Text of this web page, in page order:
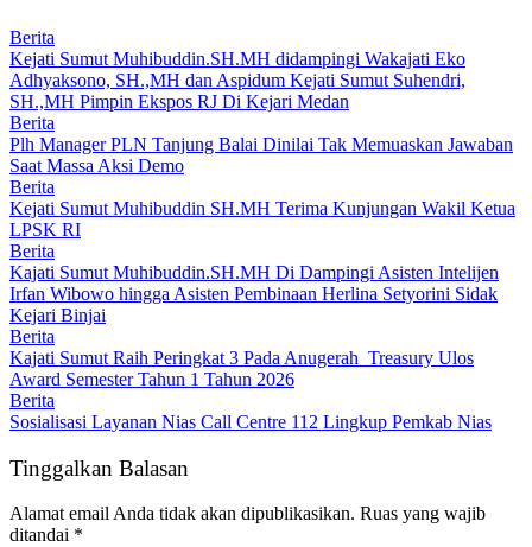
Berita
Kejati Sumut Muhibuddin.SH.MH didampingi Wakajati Eko
Adhyaksono, SH.,MH dan Aspidum Kejati Sumut Suhendri,
SH.,MH Pimpin Ekspos RJ Di Kejari Medan
Berita
Plh Manager PLN Tanjung Balai Dinilai Tak Memuaskan Jawaban
Saat Massa Aksi Demo
Berita
Kejati Sumut Muhibuddin SH.MH Terima Kunjungan Wakil Ketua
LPSK RI
Berita
Kajati Sumut Muhibuddin.SH.MH Di Dampingi Asisten Intelijen
Irfan Wibowo hingga Asisten Pembinaan Herlina Setyorini Sidak
Kejari Binjai
Berita
Kajati Sumut Raih Peringkat 3 Pada Anugerah Treasury Ulos
Award Semester Tahun 1 Tahun 2026
Berita
Sosialisasi Layanan Nias Call Centre 112 Lingkup Pemkab Nias
Tinggalkan Balasan
Alamat email Anda tidak akan dipublikasikan. Ruas yang wajib
ditandai *